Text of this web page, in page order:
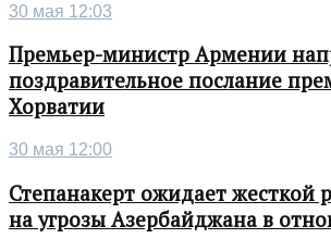
30 мая 12:03
Премьер-министр Армении
поздравительное послание
Хорватии
30 мая 12:00
Степанакерт ожидает жесткой
на угрозы Азербайджана в